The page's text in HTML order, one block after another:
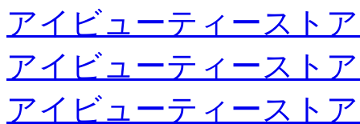
アイビューティースト
アイビューティースト
アイビューティースト